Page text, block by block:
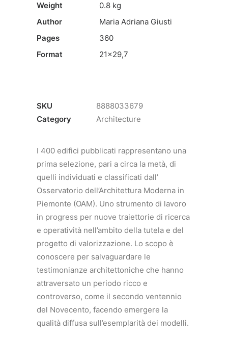
Weight
0.8 kg
Author
Maria Adriana Giusti
Pages
360
Format
21×29,7
SKU
8888033679
Category
Architecture
I 400 edifici pubblicati rappresentano una
prima selezione, pari a circa la metà, di
quelli individuati e classificati dall’
Osservatorio dell’Architettura Moderna in
Piemonte (OAM). Uno strumento di lavoro
in progress per nuove traiettorie di ricerca
e operatività nell’ambito della tutela e del
progetto di valorizzazione. Lo scopo è
conoscere per salvaguardare le
testimonianze architettoniche che hanno
attraversato un periodo ricco e
controverso, come il secondo ventennio
del Novecento, facendo emergere la
qualità diffusa sull’esemplarità dei modelli.